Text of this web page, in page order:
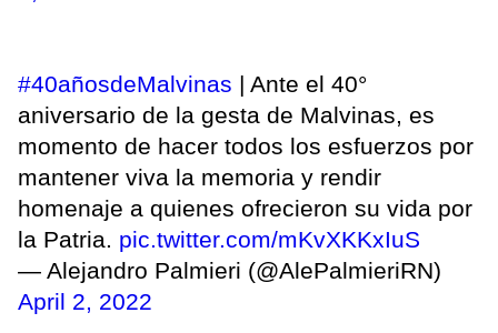
#40añosdeMalvinas | Ante el 40°
aniversario de la gesta de Malvinas, es
momento de hacer todos los esfuerzos por
mantener viva la memoria y rendir
homenaje a quienes ofrecieron su vida por
la Patria. pic.twitter.com/mKvXKKxIuS
— Alejandro Palmieri (@AlePalmieriRN)
April 2, 2022